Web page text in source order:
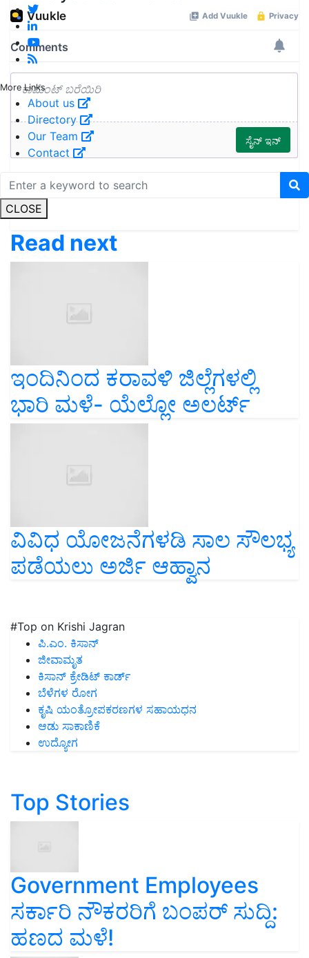
More Links
About us
Directory
Our Team
Contact
CLOSE
Read next
ಇಂದಿನಿಂದ ಕರಾವಳಿ ಜಿಲ್ಲೆಗಳಲ್ಲಿ
ಭಾರಿ ಮಳೆ- ಯೆಲ್ಲೋ ಅಲರ್ಟ್
ವಿವಿಧ ಯೋಜನೆಗಳಡಿ ಸಾಲ ಸೌಲಭ್ಯ
ಪಡೆಯಲು ಅರ್ಜಿ ಆಹ್ವಾನ
#Top on Krishi Jagran
ಪಿ.ಎಂ. ಕಿಸಾನ್
ಜೀವಾಮೃತ
ಕಿಸಾನ್ ಕ್ರೇಡಿಟ್ ಕಾರ್ಡ್
ಬೆಳೆಗಳ ರೋಗ
ಕೃಷಿ ಯಂತ್ರೋಪಕರಣಗಳ ಸಹಾಯಧನ
ಆಡು ಸಾಕಾಣಿಕೆ
ಉದ್ಯೋಗ
Top Stories
Government Employees
ಸರ್ಕಾರಿ ನೌಕರರಿಗೆ ಬಂಪರ್‌ ಸುದ್ದಿ:
ಹಣದ ಮಳೆ!